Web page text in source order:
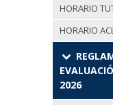
HORARIO
HORARIO
2026